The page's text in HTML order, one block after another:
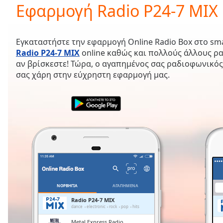
Current
Time0:00
Duration
Loaded:
0.00%
Stream
Remaining
Εφαρμογή Radio P24-7 MIX
Εγκαταστήστε την εφαρμογή Online Radio Box στο
Radio P24-7 MIX online καθώς και πολλούς άλλους
αν βρίσκεστε! Τώρα, ο αγαπημένος σας
σας χάρη στην εύχρηστη εφαρμογή μας.
ΝΟΡΒΗΓΊΑ ΑΓΑΠΗΜΈΝΑ
Radio P24-7 MIX
dance electronic rock pop hits
Metal Express Radio